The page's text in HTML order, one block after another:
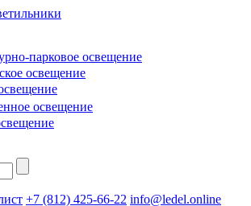
парковое освещение
освещение
освещение
+7 (812) 425-66-22 info@ledel.online